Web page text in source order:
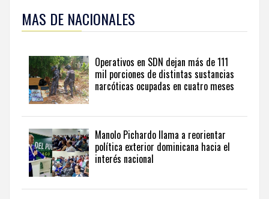
esta
información
seguir
actualidad
del
país
desde
una
perspectiva
internacional,
visite
the
latest
MAS DE NACIONALES
Operativos en SDN dejan más de 111
mil porciones de distintas sustancias
narcóticas ocupadas en cuatro meses
Manolo Pichardo llama a reorientar
política exterior dominicana hacia el
interés nacional